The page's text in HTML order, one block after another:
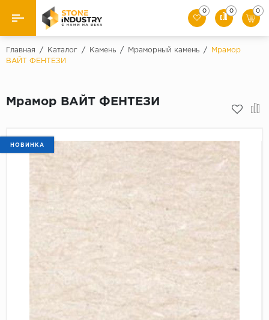
Назад
Плитка
Брусчатка
0 0 0
Главная / Каталог / Камень / Мраморный камень /
Мрамор
ВАЙТ ФЕНТЕЗИ
Мрамор ВАЙТ ФЕНТЕЗИ
НОВИНКА